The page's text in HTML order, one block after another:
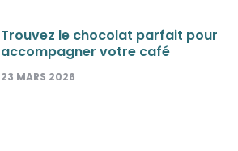
Trouvez le chocolat parfait pour
accompagner votre café
23 MARS 2026